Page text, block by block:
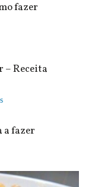
fazer
– Receita
a fazer